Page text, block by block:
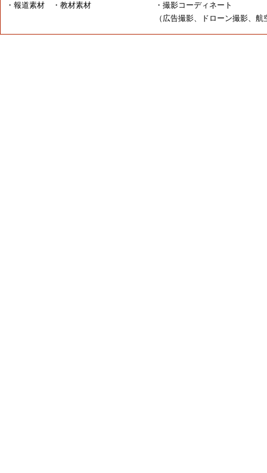
・報道素材 ・教材素材
・撮影コーディネート
（広告撮影、ドローン撮影、航